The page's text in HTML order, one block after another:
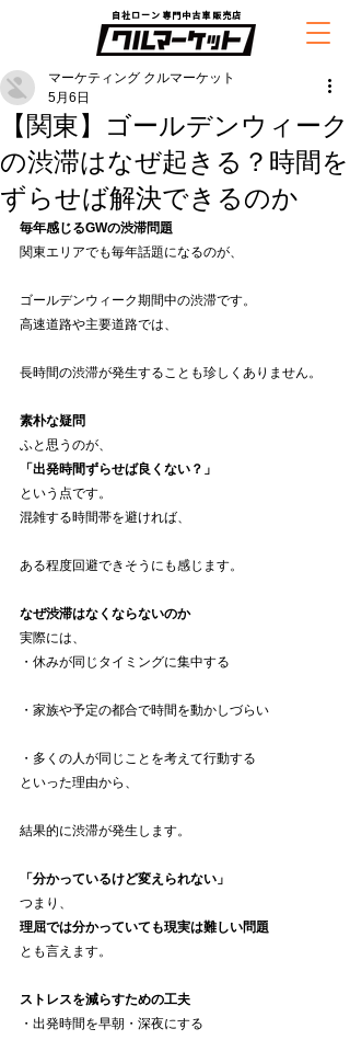
自社ローン専門中古車販売店
【関東】ゴールデンウィーク
の渋滞はなぜ起きる？時間を
ずらせば解決できるのか
マーケティング クルマーケット
5月6日
毎年感じるGWの渋滞問題
関東エリアでも毎年話題になるのが、
ゴールデンウィーク期間中の渋滞です。
高速道路や主要道路では、
長時間の渋滞が発生することも珍しくありません。
素朴な疑問
ふと思うのが、
「出発時間ずらせば良くない？」
という点です。
混雑する時間帯を避ければ、
ある程度回避できそうにも感じます。
なぜ渋滞はなくならないのか
実際には、
・休みが同じタイミングに集中する
・家族や予定の都合で時間を動かしづらい
・多くの人が同じことを考えて行動する
といった理由から、
結果的に渋滞が発生します。
「分かっているけど変えられない」
つまり、
理屈では分かっていても現実は難しい問題
とも言えます。
ストレスを減らすための工夫
・出発時間を早朝・深夜にする